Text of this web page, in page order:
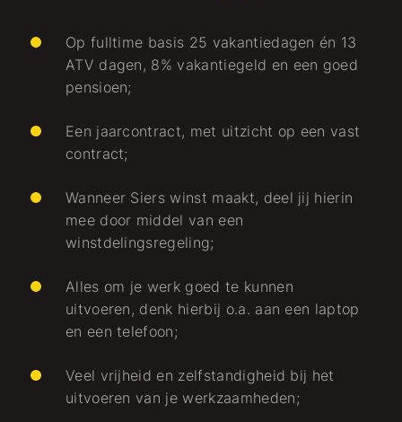
Op fulltime basis 25 vakantiedagen én 13
ATV dagen, 8% vakantiegeld en een goed
pensioen;
Een jaarcontract, met uitzicht op een vast
contract;
Wanneer Siers winst maakt, deel jij hierin
mee door middel van een
winstdelingsregeling;
Alles om je werk goed te kunnen
uitvoeren, denk hierbij o.a. aan een laptop
en een telefoon;
Veel vrijheid en zelfstandigheid bij het
uitvoeren van je werkzaamheden;